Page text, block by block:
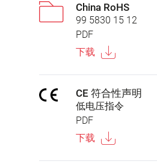
China RoHS
99 5830 15 12
PDF
下载
CE 符合性声明
低电压指令
PDF
下载